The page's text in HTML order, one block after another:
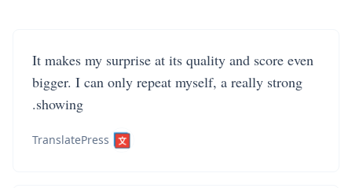
It makes my surprise at its quality and score even
bigger. I can only repeat myself, a really strong
showing.
TranslatePress